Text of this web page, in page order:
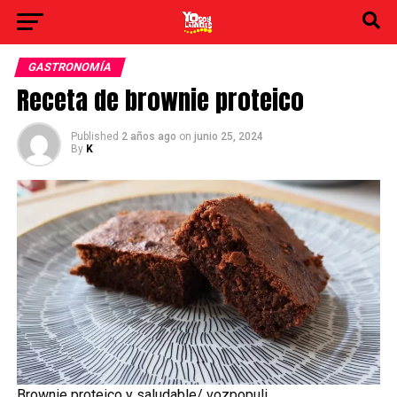
GASTRONOMÍA
Receta de brownie proteico
Published 2 años ago on junio 25, 2024
By K